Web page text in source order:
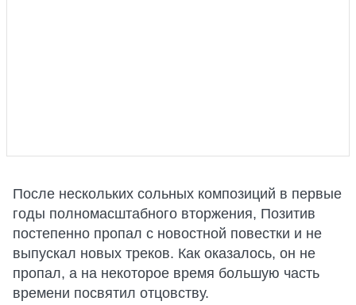
После нескольких сольных композиций в первые
годы полномасштабного вторжения, Позитив
постепенно пропал с новостной повестки и не
выпускал новых треков. Как оказалось, он не
пропал, а на некоторое время большую часть
времени посвятил отцовству.